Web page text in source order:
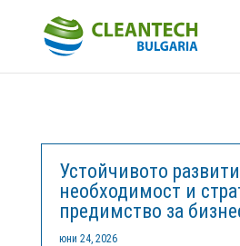
Устойчивото
необходимост и
предимство за
юни 24, 2026